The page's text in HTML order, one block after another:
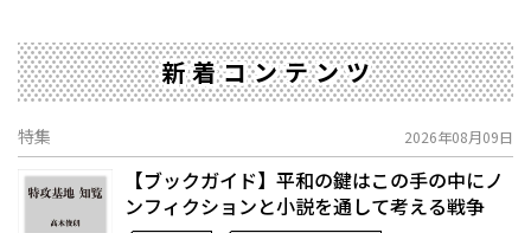
新着コンテンツ
特集 2026年08月09日
【ブックガイド】平和の鍵はこの手の中に――ノ
ンフィクションと小説を通して考える戦争